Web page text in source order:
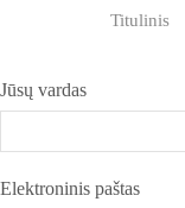
Titulinis
Jūsų vardas
Elektroninis paštas